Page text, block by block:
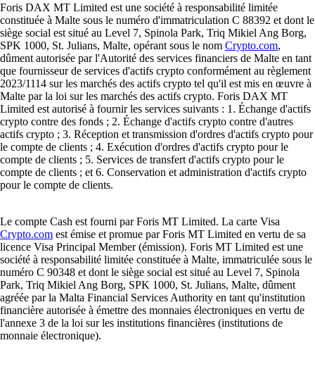
Foris DAX MT Limited est une société à responsabilité limitée
constituée à Malte sous le numéro d'immatriculation C 88392 et dont le
siège social est situé au Level 7, Spinola Park, Triq Mikiel Ang Borg,
SPK 1000, St. Julians, Malte, opérant sous le nom Crypto.com,
dûment autorisée par l'Autorité des services financiers de Malte en tant
que fournisseur de services d'actifs crypto conformément au règlement
2023/1114 sur les marchés des actifs crypto tel qu'il est mis en œuvre à
Malte par la loi sur les marchés des actifs crypto. Foris DAX MT
Limited est autorisé à fournir les services suivants : 1. Échange d'actifs
crypto contre des fonds ; 2. Échange d'actifs crypto contre d'autres
actifs crypto ; 3. Réception et transmission d'ordres d'actifs crypto pour
le compte de clients ; 4. Exécution d'ordres d'actifs crypto pour le
compte de clients ; 5. Services de transfert d'actifs crypto pour le
compte de clients ; et 6. Conservation et administration d'actifs crypto
pour le compte de clients.
Le compte Cash est fourni par Foris MT Limited. La carte Visa
Crypto.com est émise et promue par Foris MT Limited en vertu de sa
licence Visa Principal Member (émission). Foris MT Limited est une
société à responsabilité limitée constituée à Malte, immatriculée sous le
numéro C 90348 et dont le siège social est situé au Level 7, Spinola
Park, Triq Mikiel Ang Borg, SPK 1000, St. Julians, Malte, dûment
agréée par la Malta Financial Services Authority en tant qu'institution
financière autorisée à émettre des monnaies électroniques en vertu de
l'annexe 3 de la loi sur les institutions financières (institutions de
monnaie électronique).